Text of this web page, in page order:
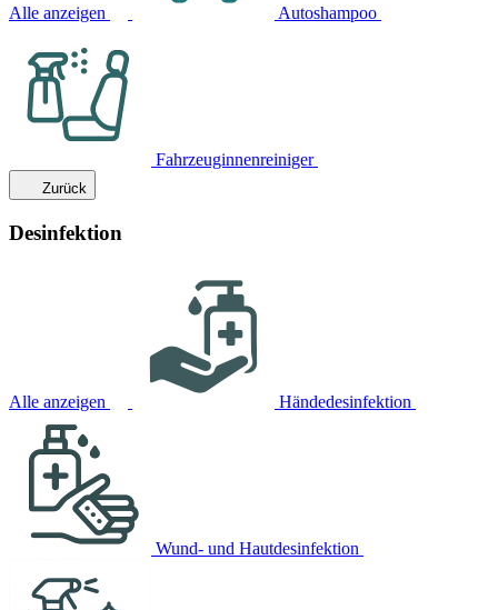
Alle anzeigen Autoshampoo
Fahrzeuginnenreiniger
Zurück
Desinfektion
Alle anzeigen Händedesinfektion
Wund- und Hautdesinfektion